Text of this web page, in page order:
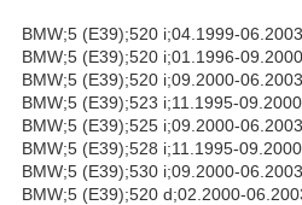
BMW;5 (E39);520 i;04.1999-
BMW;5 (E39);520 i;01.1996-
BMW;5 (E39);520 i;09.2000-
BMW;5 (E39);523 i;11.1995-
BMW;5 (E39);525 i;09.2000-
BMW;5 (E39);528 i;11.1995-
BMW;5 (E39);530 i;09.2000-
BMW;5 (E39);520 d;02.2000-